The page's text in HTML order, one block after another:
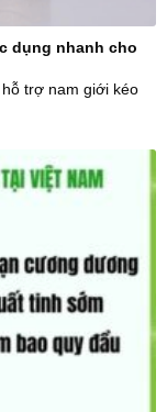
dụng nhanh cho
trợ nam giới kéo